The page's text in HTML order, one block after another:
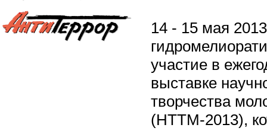
14 - 15 мая
участие в
выставке
творчества
(НТТМ-2013),